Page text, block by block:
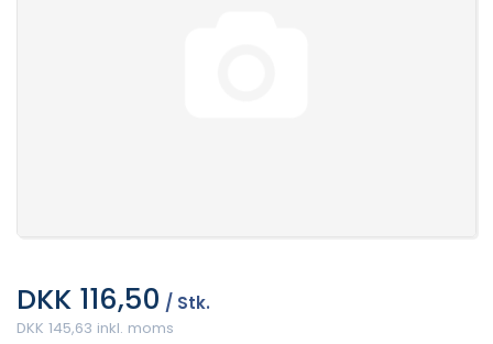
DKK 116,50 / Stk.
DKK 145,63 inkl. moms